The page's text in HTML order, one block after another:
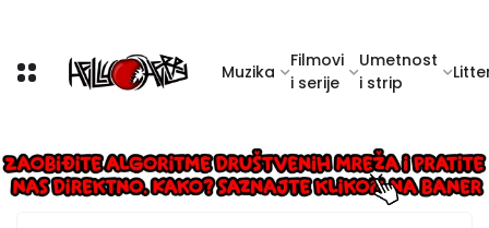
Muzika
Filmovi
i serije
Umetnost
i strip